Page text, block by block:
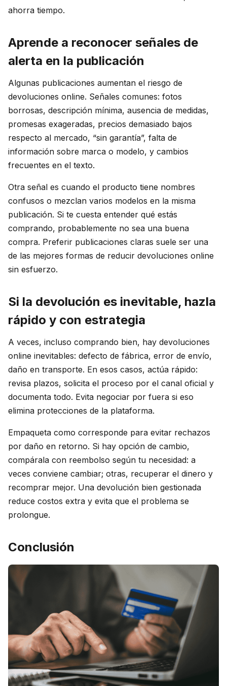
ahorra tiempo.
Aprende a reconocer señales de
alerta en la publicación
Algunas publicaciones aumentan el riesgo de
devoluciones online. Señales comunes: fotos
borrosas, descripción mínima, ausencia de medidas,
promesas exageradas, precios demasiado bajos
respecto al mercado, “sin garantía”, falta de
información sobre marca o modelo, y cambios
frecuentes en el texto.
Otra señal es cuando el producto tiene nombres
confusos o mezclan varios modelos en la misma
publicación. Si te cuesta entender qué estás
comprando, probablemente no sea una buena
compra. Preferir publicaciones claras suele ser una
de las mejores formas de reducir devoluciones online
sin esfuerzo.
Si la devolución es inevitable, hazla
rápido y con estrategia
A veces, incluso comprando bien, hay devoluciones
online inevitables: defecto de fábrica, error de envío,
daño en transporte. En esos casos, actúa rápido:
revisa plazos, solicita el proceso por el canal oficial y
documenta todo. Evita negociar por fuera si eso
elimina protecciones de la plataforma.
Empaqueta como corresponde para evitar rechazos
por daño en retorno. Si hay opción de cambio,
compárala con reembolso según tu necesidad: a
veces conviene cambiar; otras, recuperar el dinero y
recomprar mejor. Una devolución bien gestionada
reduce costos extra y evita que el problema se
prolongue.
Conclusión